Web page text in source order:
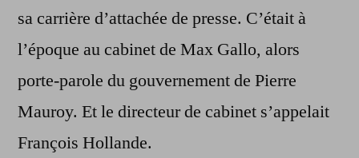
sa carrière d’attachée de presse. C’était à
l’époque au cabinet de Max Gallo, alors
porte-parole du gouvernement de Pierre
Mauroy. Et le directeur de cabinet s’appelait
François Hollande.